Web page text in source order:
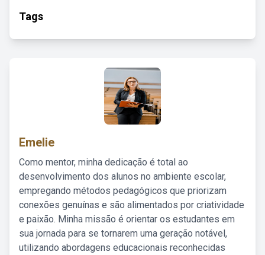
Tags
Emelie
Como mentor, minha dedicação é total ao
desenvolvimento dos alunos no ambiente escolar,
empregando métodos pedagógicos que priorizam
conexões genuínas e são alimentados por criatividade
e paixão. Minha missão é orientar os estudantes em
sua jornada para se tornarem uma geração notável,
utilizando abordagens educacionais reconhecidas